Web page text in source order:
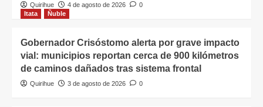
Quirihue 4 de agosto de 2026
0
Itata
Ñuble
Gobernador Crisóstomo alerta por grave impacto
vial: municipios reportan cerca de 900 kilómetros
de caminos dañados tras sistema frontal
Quirihue 3 de agosto de 2026 0